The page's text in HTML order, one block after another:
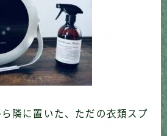
隣に置いた、ただの衣類スプ